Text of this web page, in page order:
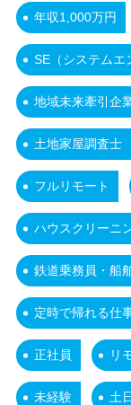
年収1,000万円
SE（システムエ
地域未来牽引企
土地家屋調査士
フルリモート
ハウスクリーニ
鉄道乗務員・船
定時で帰れる仕
正社員 リ
未経験 土